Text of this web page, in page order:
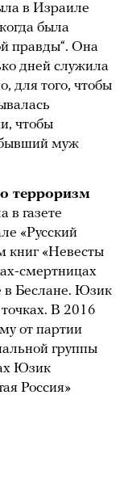
в Израиле
была
правды“. Она
дней служила
для того, чтобы
чтобы
бывший муж
терроризм
газете
«Русский
книг «Невесты
смертницах
в Беслане. Юзик
В 2016
от партии
группы
Юзик
Россия»